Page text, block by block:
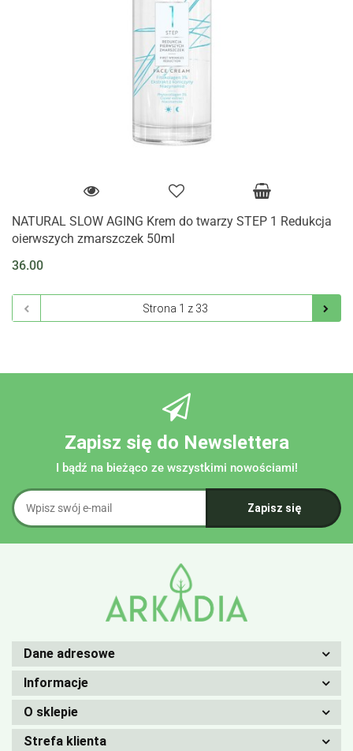
NATURAL SLOW AGING Krem do twarzy STEP 1 Redukcja
oierwszych zmarszczek 50ml
36.00
Zapisz się do Newslettera
I bądź na bieżąco ze wszystkimi nowościami!
Dane adresowe
Informacje
O sklepie
Strefa klienta